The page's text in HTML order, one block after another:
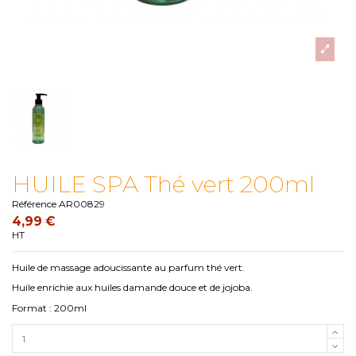
HUILE SPA Thé vert 200ml
Référence AR00829
4,99 €
HT
Huile de massage adoucissante au parfum thé vert.
Huile enrichie aux huiles damande douce et de jojoba.
Format : 200ml